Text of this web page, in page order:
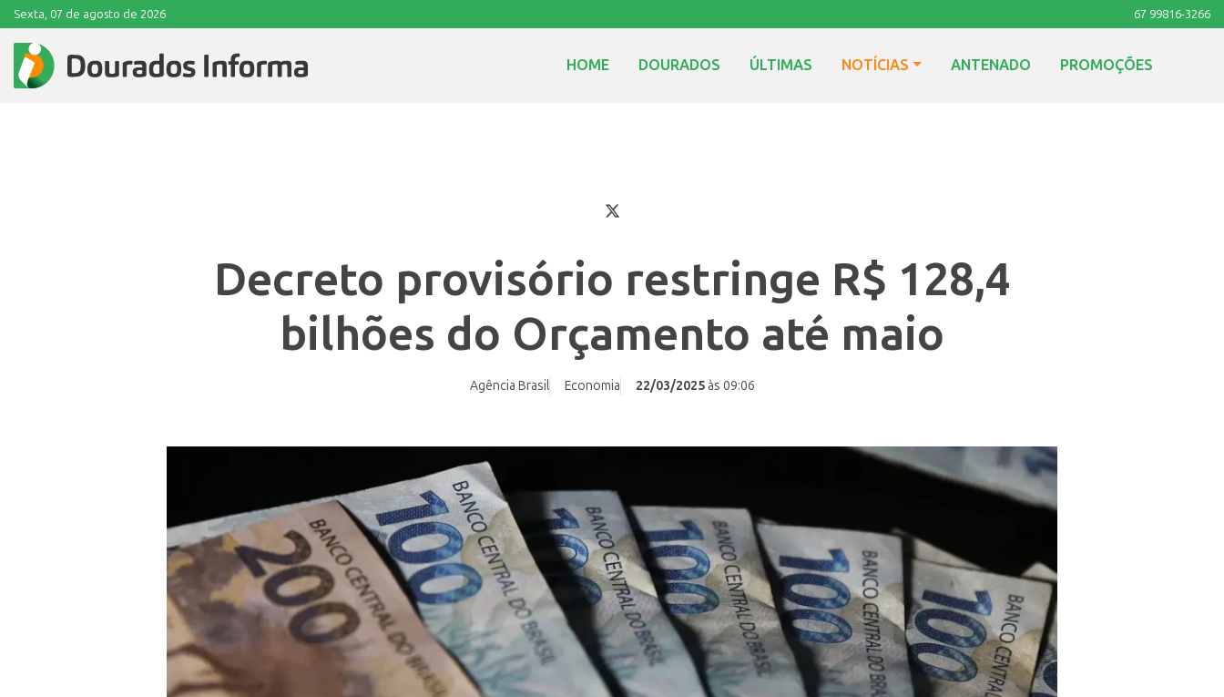
Sexta, 07 de agosto de 2026 67 99816-3266
HOME DOURADOS ÚLTIMAS NOTÍCIAS ANTENADO PROMOÇÕES
Decreto provisório restringe R$ 128,4
bilhões do Orçamento até maio
Agência Brasil Economia 22/03/2025às 09:06